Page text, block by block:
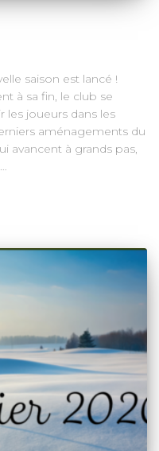
saison est lancé !
à sa fin, le club se
les joueurs dans les
aménagements du
avancent à grands pas,